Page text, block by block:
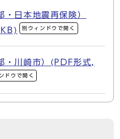
・日本地震再保険）
別ウィンドウで開く
・川崎市）(PDF形式,
ドウで開く